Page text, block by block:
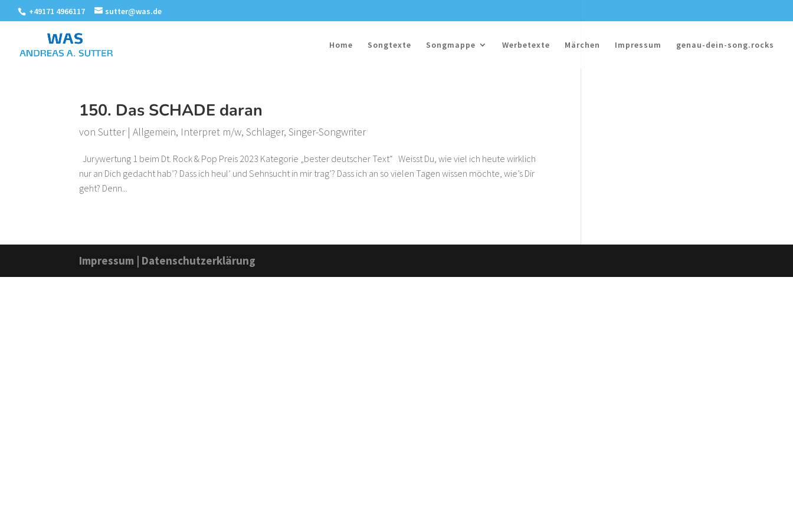
+49171 4966117 sutter@was.de
Home Songtexte Songmappe Werbetexte Märchen Impressum genau-dein-song.rocks
150. Das SCHADE daran
vonSutter|Allgemein, Interpret m/w,Schlager,Singer-Songwriter
Jurywertung 1 beim Dt. Rock & Pop Preis 2023 Kategorie „bester deutscher Text“ Weisst Du, wie viel ich heute wirklich
nur an Dich gedacht hab’? Dass ich heul’ und Sehnsucht in mir trag’? Dass ich an so vielen Tagen wissen möchte, wie’s Dir
geht? Denn...
Impressum | Datenschutzerklärung